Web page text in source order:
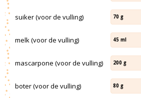
suiker (voor de vulling) 70 g
melk (voor de vulling) 45 ml
mascarpone (voor de vulling) 200 g
boter (voor de vulling) 80 g